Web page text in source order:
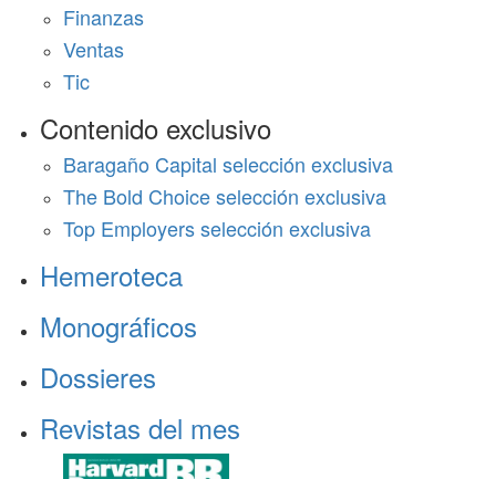
Finanzas
Ventas
Tic
Contenido exclusivo
Baragaño Capital selección exclusiva
The Bold Choice selección exclusiva
Top Employers selección exclusiva
Hemeroteca
Monográficos
Dossieres
Revistas del mes